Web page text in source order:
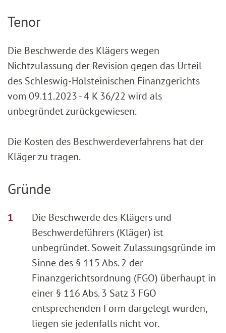
Tenor
Die Beschwerde des Klägers wegen
Nichtzulassung der Revision gegen das Urteil
des Schleswig-Holsteinischen Finanzgerichts
vom 09.11.2023 - 4 K 36/22 wird als
unbegründet zurückgewiesen.
Die Kosten des Beschwerdeverfahrens hat der
Kläger zu tragen.
Gründe
Die Beschwerde des Klägers und
Beschwerdeführers (Kläger) ist
unbegründet. Soweit Zulassungsgründe im
Sinne des § 115 Abs. 2 der
Finanzgerichtsordnung (FGO) überhaupt in
einer § 116 Abs. 3 Satz 3 FGO
entsprechenden Form dargelegt wurden,
liegen sie jedenfalls nicht vor.